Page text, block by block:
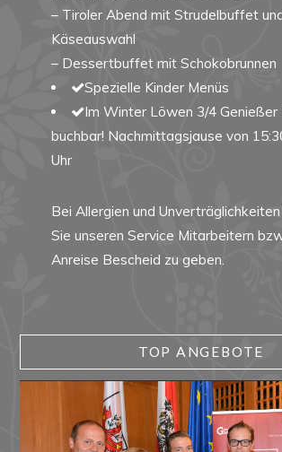
– Tiroler Abend mit Strudelbuffet
Käseauswahl
– Dessertbuffet mit Schokobrunnen
Spezielle Kinder Menüs
Im Winter Löwen 3/4 Genießer
buchbar! Nachmittagsjause von
Uhr
Bei Allergien und
Sie unseren Service Mitarbeitern
Anreise Bescheid zu geben.
TOP ANGEBOTE